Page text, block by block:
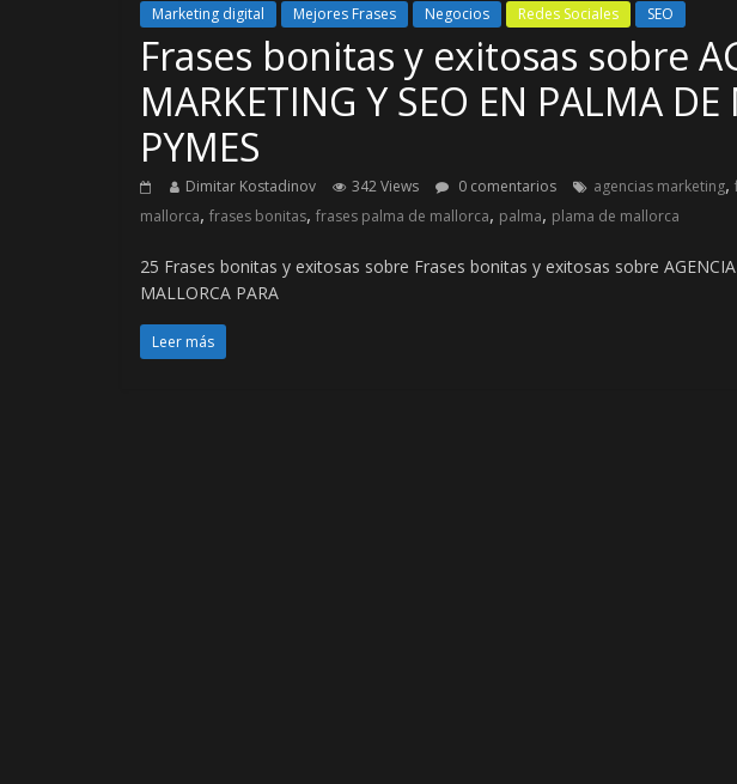
Marketing digital
Mejores Frases Negocios Redes Sociales SEO
Frases bonitas y exitosas sobre
MARKETING Y SEO EN PALMA
PYMES
Dimitar Kostadinov 342 Views 0 comentarios agencias marketing,
mallorca, frases bonitas, frases palma de mallorca, palma, plama de mallorca
25 Frases bonitas y exitosas sobre Frases bonitas y exitosas sobre
MALLORCA PARA
Leer más